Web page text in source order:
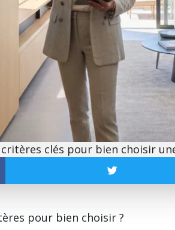
clés pour bien choisir
pour bien choisir ?